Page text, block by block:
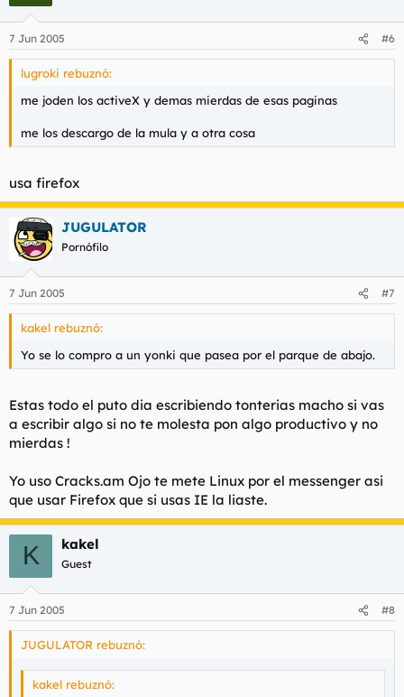
7 Jun 2005 #6
lugroki rebuznó:
me joden los activeX y demas mierdas de esas paginas
me los descargo de la mula y a otra cosa
usa firefox
JUGULATOR
Pornófilo
7 Jun 2005 #7
kakel rebuznó:
Yo se lo compro a un yonki que pasea por el parque de abajo.
Estas todo el puto dia escribiendo tonterias macho si vas
a escribir algo si no te molesta pon algo productivo y no
mierdas !
Yo uso Cracks.am Ojo te mete Linux por el messenger asi
que usar Firefox que si usas IE la liaste.
K kakel
Guest
7 Jun 2005 #8
JUGULATOR rebuznó:
kakel rebuznó: